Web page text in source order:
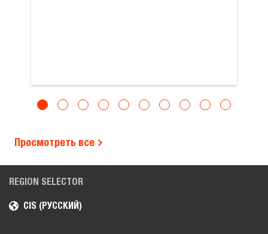
Просмотреть все
REGION SELECTOR
CIS (РУССКИЙ)